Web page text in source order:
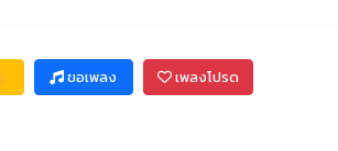
ขอเพลง เพลงโปรด